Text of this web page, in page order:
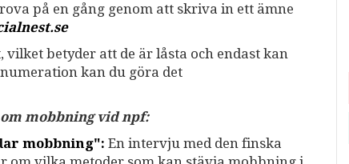
på en gång genom att skriva in ett ämne
betyder att de är låsta och endast kan
kan du göra det
mobbning vid npf:
mobbning": En intervju med den finska